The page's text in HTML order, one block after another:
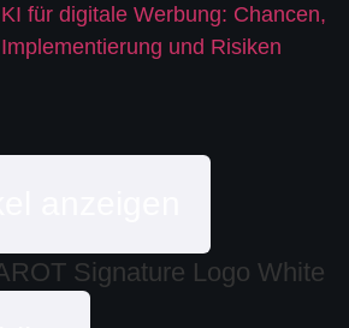
KI für digitale Werbung: Chancen,
Implementierung und Risiken